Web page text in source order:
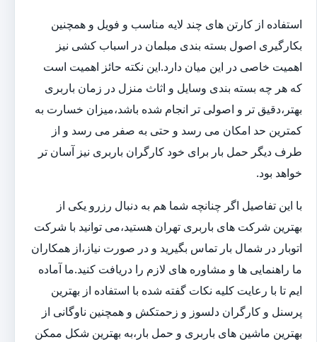
استفاده از کارتن های چند لایه مناسب و فویل و همچنین
بکارگیری اصول بسته بندی مبلمان در اسباب کشی نیز
اهمیت خاصی در این میان دارد.این نکته حائز اهمیت است
که هر چه بسته بندی وسایل و اثاث منزل در زمان باربری
بهتر،دقیق تر و اصولی تر انجام شده باشد،میزان خسارت به
کمترین حد امکان می رسد و حتی به صفر می رسد و از
طرف دیگر حمل بار برای خود کارگران باربری نیز آسان تر
خواهد بود.
با این تفاصیل اگر چنانچه شما هم به دنبال رزرو یکی از
بهترین شرکت های باربری تهران هستید،می توانید با شرکت
اتوبار در شمال بار تماس بگیرید و در صورت نیاز،از همکاران
ما راهنمایی ها و مشاوره های لازم را دریافت کنید.ما آماده
ایم تا با رعایت کلیه نکات گفته شده با استفاده از بهترین
پرسنل و کارگران دلسوز و زحمتکش و همچنین ناوگانی از
بهترین ماشین های باربری و حمل بار،به بهترین شکل ممکن